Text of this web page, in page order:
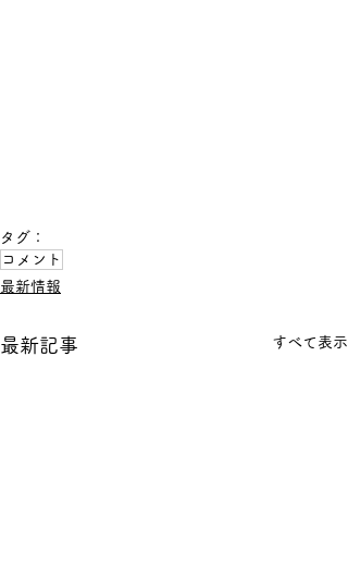
タグ：
コメント
最新情報
最新記事 すべて表示